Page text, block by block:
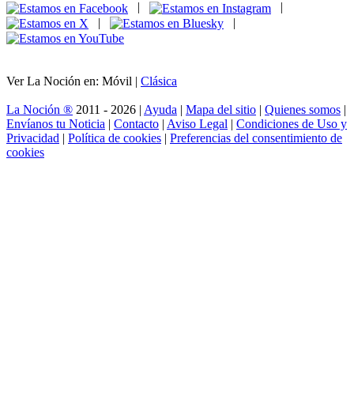
|
|
Ver La Noción en: Móvil | Clásica
La Noción ® 2011 - 2026 | Ayuda | Mapa del sitio | Quienes somos |
Envíanos tu Noticia | Contacto | Aviso Legal | Condiciones de Uso y
Privacidad | Política de cookies | Preferencias del consentimiento de
cookies